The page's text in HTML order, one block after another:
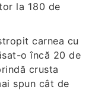
la 180 de
carnea cu
o încă 20 de
crusta
spun cât de